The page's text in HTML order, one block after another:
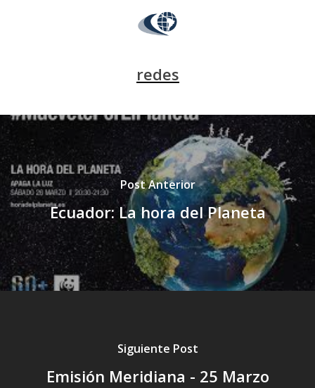
redes
Post Anterior
Ecuador: La hora del Planeta
Siguiente Post
Emisión Meridiana - 25 Marzo